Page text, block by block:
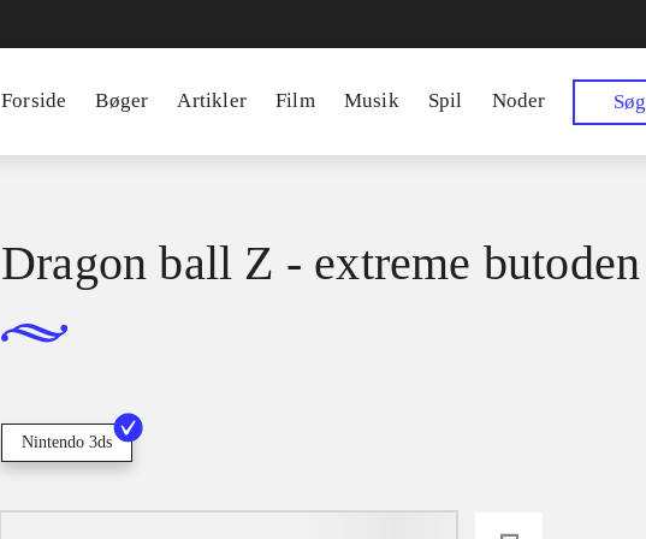
Forside Bøger Artikler Film Musik Spil Noder Søg
Dragon ball Z - extreme butoden
Nintendo 3ds